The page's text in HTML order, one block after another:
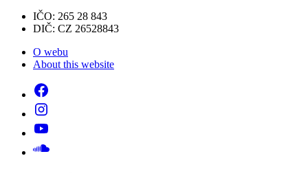
IČO: 265 28 843
DIČ: CZ 26528843
O webu
About this website